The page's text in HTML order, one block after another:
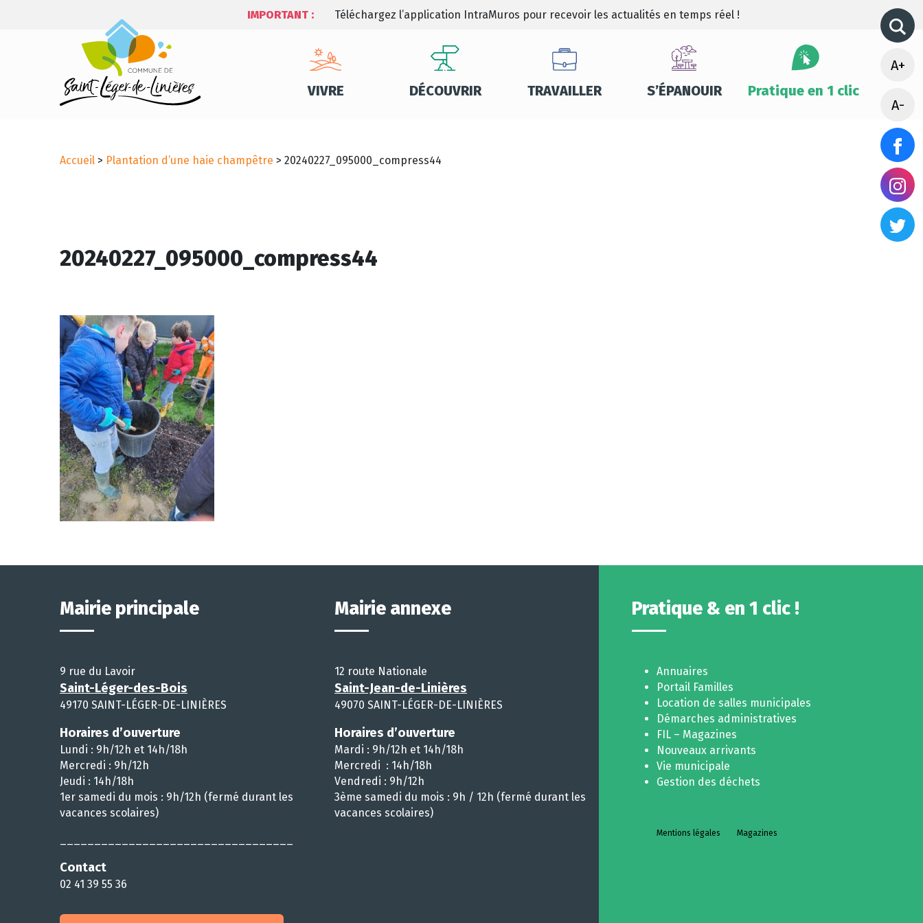
IMPORTANT : Téléchargez l’application IntraMuros pour recevoir les actualités en temps réel !
VIVRE DÉCOUVRIR TRAVAILLER S’ÉPANOUIR Pratique en 1 clic
A+
A-
Accueil > Plantation d’une haie champêtre > 20240227_095000_compress44
20240227_095000_compress44
Mairie principale
9 rue du Lavoir
Saint-Léger-des-Bois
49170 SAINT-LÉGER-DE-LINIÈRES
Horaires d’ouverture
Lundi : 9h/12h et 14h/18h
Mercredi : 9h/12h
Jeudi : 14h/18h
1er samedi du mois : 9h/12h (fermé durant les
vacances scolaires)
Contact
02 41 39 55 36
Mairie annexe
12 route Nationale
Saint-Jean-de-Linières
49070 SAINT-LÉGER-DE-LINIÈRES
Horaires d’ouverture
Mardi : 9h/12h et 14h/18h
Mercredi : 14h/18h
Vendredi : 9h/12h
3ème samedi du mois : 9h / 12h (fermé durant les
vacances scolaires)
Pratique & en 1 clic !
Annuaires
Portail Familles
Location de salles municipales
Démarches administratives
FIL – Magazines
Nouveaux arrivants
Vie municipale
Gestion des déchets
Mentions légales Magazines